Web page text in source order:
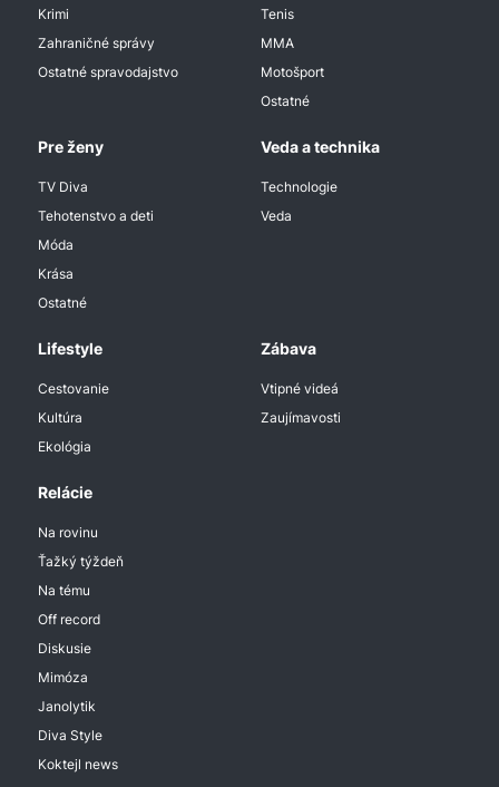
Krimi
Zahraničné správy
Ostatné spravodajstvo
Tenis
MMA
Motošport
Ostatné
Pre ženy
TV Diva
Tehotenstvo a deti
Móda
Krása
Ostatné
Veda a technika
Technologie
Veda
Lifestyle
Cestovanie
Kultúra
Ekológia
Zábava
Vtipné videá
Zaujímavosti
Relácie
Na rovinu
Ťažký týždeň
Na tému
Off record
Diskusie
Mimóza
Janolytik
Diva Style
Koktejl news